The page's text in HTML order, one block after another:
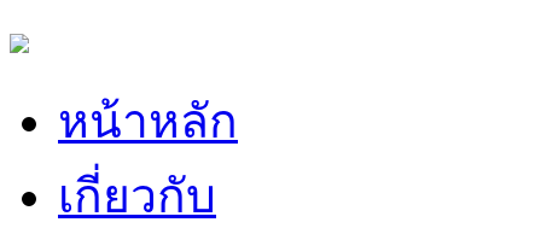
หน้าหลัก
เกี่ยวกับ